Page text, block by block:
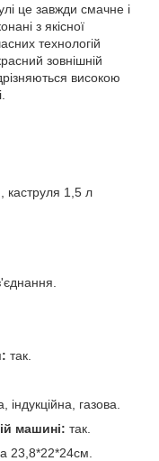
це завжди смачне і
з якісної
технологій
зовнішній
високою
каструля 1,5 л
так.
газова.
машині: так.
23,8*22*24см.